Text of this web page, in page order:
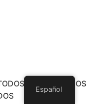
LOS DERECHOS
Español